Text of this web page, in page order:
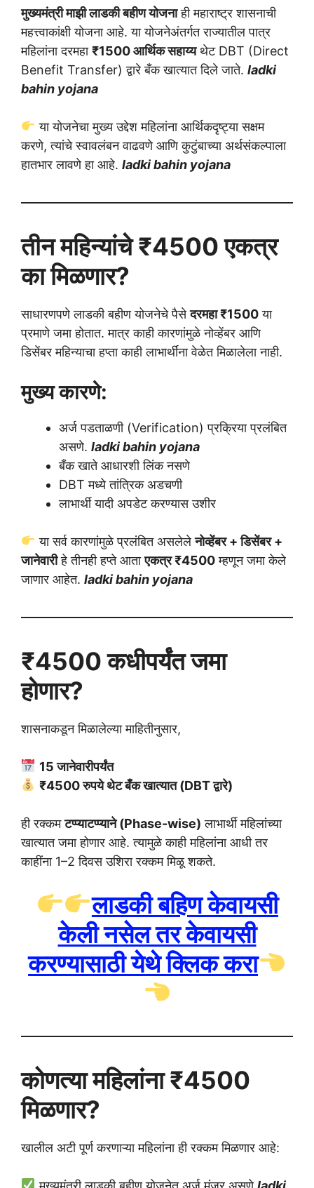
मुख्यमंत्री माझी लाडकी बहीण योजनाही महाराष्ट्र शासनाची
महत्त्वाकांक्षी योजना आहे. या योजनेअंतर्गत राज्यातील पात्र
महिलांना दरमहा₹1500 आर्थिक सहाय्यथेट DBT (Direct
Benefit Transfer) द्वारे बँक खात्यात दिले जाते. ladki
bahin yojana
या योजनेचा मुख्य उद्देश महिलांना आर्थिकदृष्ट्या सक्षम
करणे, त्यांचे स्वावलंबन वाढवणे आणि कुटुंबाच्या अर्थसंकल्पाला
हातभार लावणे हा आहे. ladki bahin yojana
तीन महिन्यांचे ₹4500 एकत्र
का मिळणार?
साधारणपणे लाडकी बहीण योजनेचे पैसेदरमहा ₹1500या
प्रमाणे जमा होतात. मात्र काही कारणांमुळे नोव्हेंबर आणि
डिसेंबर महिन्याचा हप्ता काही लाभार्थींना वेळेत मिळालेला नाही.
मुख्य कारणे:
अर्ज पडताळणी (Verification) प्रक्रिया प्रलंबित
असणे. ladki bahin yojana
बँक खाते आधारशी लिंक नसणे
DBT मध्ये तांत्रिक अडचणी
लाभार्थी यादी अपडेट करण्यास उशीर
या सर्व कारणांमुळे प्रलंबित असलेलेनोव्हेंबर + डिसेंबर +
जानेवारीहे तीनही हप्ते आताएकत्र ₹4500म्हणून जमा केले
जाणार आहेत. ladki bahin yojana
₹4500 कधीपर्यंत जमा
होणार?
शासनाकडून मिळालेल्या माहितीनुसार,
15 जानेवारीपर्यंत
₹4500 रुपये थेट बँक खात्यात (DBT द्वारे)
ही रक्कमटप्प्याटप्प्याने (Phase-wise) लाभार्थी महिलांच्या
खात्यात जमा होणार आहे. त्यामुळे काही महिलांना आधी तर
काहींना 1–2 दिवस उशिरा रक्कम मिळू शकते.
लाडकी बहिण केवायसी
केली नसेल तर केवायसी
करण्यासाठी येथे क्लिक करा
कोणत्या महिलांना ₹4500
मिळणार?
खालील अटी पूर्ण करणाऱ्या महिलांना ही रक्कम मिळणार आहे: